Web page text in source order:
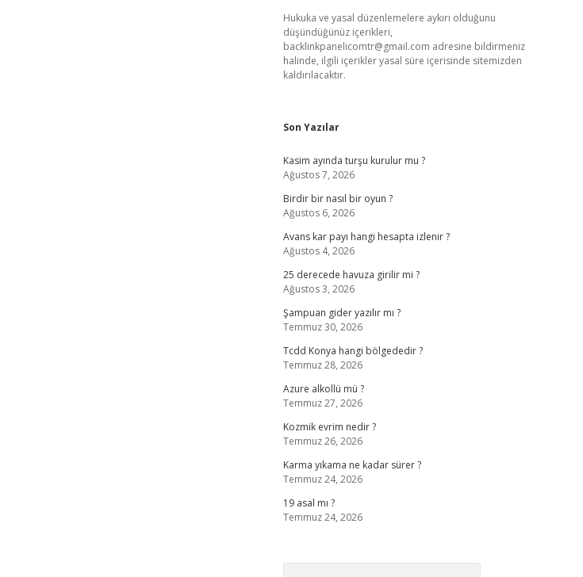
Hukuka ve yasal düzenlemelere aykırı olduğunu
düşündüğünüz içerikleri,
backlinkpanelicomtr@gmail.com adresine bildirmeniz
halinde, ilgili içerikler yasal süre içerisinde sitemizden
kaldırılacaktır.
Son Yazılar
Kasim ayında turşu kurulur mu ?
Ağustos 7, 2026
Birdir bir nasıl bir oyun ?
Ağustos 6, 2026
Avans kar payı hangi hesapta izlenir ?
Ağustos 4, 2026
25 derecede havuza girilir mi ?
Ağustos 3, 2026
Şampuan gider yazılır mı ?
Temmuz 30, 2026
Tcdd Konya hangi bölgededir ?
Temmuz 28, 2026
Azure alkollü mü ?
Temmuz 27, 2026
Kozmik evrim nedir ?
Temmuz 26, 2026
Karma yıkama ne kadar sürer ?
Temmuz 24, 2026
19 asal mı ?
Temmuz 24, 2026